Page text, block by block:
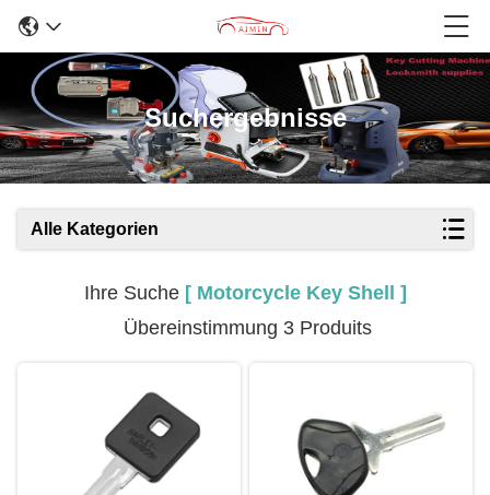
Suchergebnisse
Alle Kategorien
Ihre Suche [ Motorcycle Key Shell ]
Übereinstimmung 3 Produits